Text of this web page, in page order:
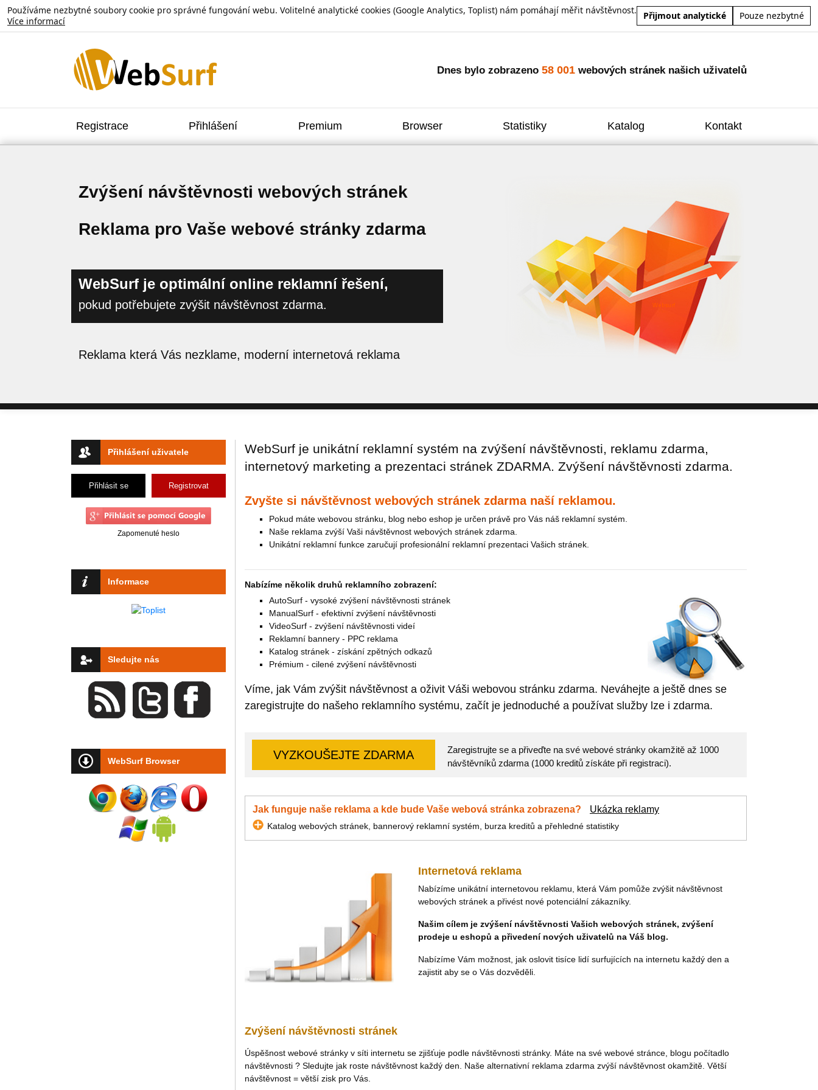
Používáme nezbytné soubory cookie pro správné fungování webu. Volitelné analytické cookies (Google Analytics, Toplist) nám pomáhají měřit návštěvnost.
Více informací
Přijmout analytické Pouze nezbytné
Dnes bylo zobrazeno 58 001 webových stránek našich uživatelů
Registrace Přihlášení Premium Browser Statistiky Katalog Kontakt
Zvýšení návštěvnosti webových stránek
Reklama pro Vaše webové stránky zdarma
WebSurf je optimální online reklamní řešení,
pokud potřebujete zvýšit návštěvnost zdarma.
Reklama která Vás nezklame, moderní internetová reklama
Přihlášení uživatele
Přihlásit se Registrovat
Zapomenuté heslo
Informace
Sledujte nás
WebSurf Browser
WebSurf je unikátní reklamní systém na zvýšení návštěvnosti, reklamu zdarma,
internetový marketing a prezentaci stránek ZDARMA. Zvýšení návštěvnosti zdarma.
Zvyšte si návštěvnost webových stránek zdarma naší reklamou.
Pokud máte webovou stránku, blog nebo eshop je určen právě pro Vás náš reklamní systém.
Naše reklama zvýší Vaši návštěvnost webových stránek zdarma.
Unikátní reklamní funkce zaručují profesionální reklamní prezentaci Vašich stránek.
Nabízíme několik druhů reklamního zobrazení:
AutoSurf - vysoké zvýšení návštěvnosti stránek
ManualSurf - efektivní zvýšení návštěvnosti
VideoSurf - zvýšení návštěvnosti videí
Reklamní bannery - PPC reklama
Katalog stránek - získání zpětných odkazů
Prémium - cilené zvýšení návštěvnosti
Víme, jak Vám zvýšit návštěvnost a oživit Váši webovou stránku zdarma. Neváhejte a ještě dnes se
zaregistrujte do našeho reklamního systému, začít je jednoduché a používat služby lze i zdarma.
VYZKOUŠEJTE ZDARMA
Zaregistrujte se a přiveďte na své webové stránky okamžitě až 1000
návštěvníků zdarma (1000 kreditů získáte při registraci).
Jak funguje naše reklama a kde bude Vaše webová stránka zobrazena? Ukázka reklamy
Katalog webových stránek, bannerový reklamní systém, burza kreditů a přehledné statistiky
Internetová reklama
Nabízíme unikátní internetovou reklamu, která Vám pomůže zvýšit návštěvnost
webových stránek a přivést nové potenciální zákazníky.
Našim cílem je zvýšení návštěvnosti Vašich webových stránek, zvýšení
prodeje u eshopů a přivedení nových uživatelů na Váš blog.
Nabízíme Vám možnost, jak oslovit tisíce lidí surfujících na internetu každý den a
zajistit aby se o Vás dozvěděli.
Zvýšení návštěvnosti stránek
Úspěšnost webové stránky v síti internetu se zjišťuje podle návštěvnosti stránky. Máte na své webové stránce, blogu počítadlo
návštěvnosti ? Sledujte jak roste návštěvnost každý den. Naše alternativní reklama zdarma zvýší návštěvnost okamžitě. Větší
návštěvnost = větší zisk pro Vás.